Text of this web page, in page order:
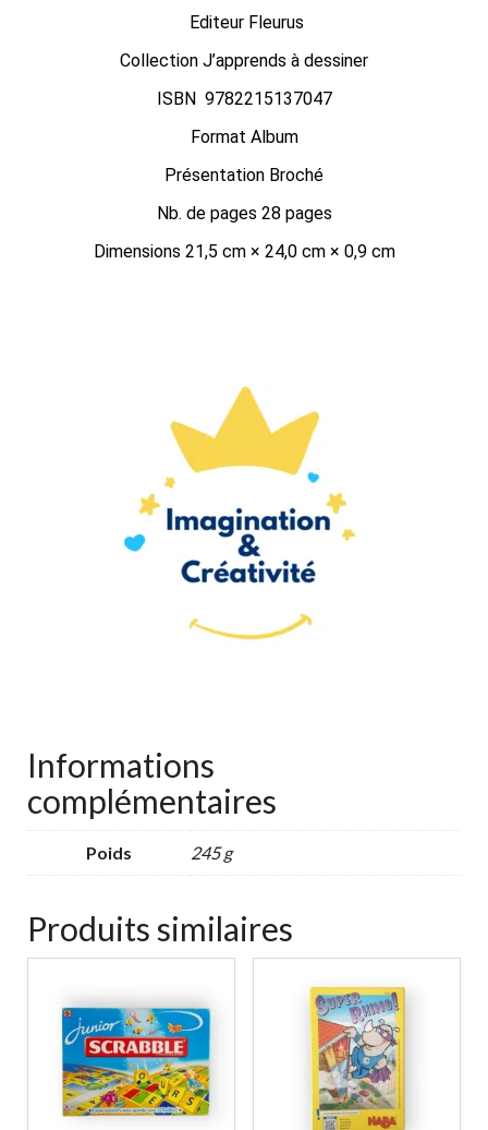
Editeur Fleurus
Collection J’apprends à dessiner
ISBN 9782215137047
Format Album
Présentation Broché
Nb. de pages 28 pages
Dimensions 21,5 cm × 24,0 cm × 0,9 cm
Informations
complémentaires
Poids 245 g
Produits similaires